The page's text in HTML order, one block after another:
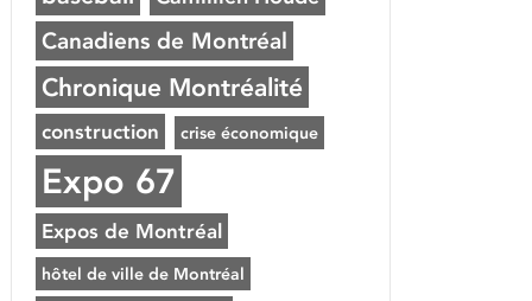
Canadiens de Montréal
Chronique Montréalité
construction crise économique
Expo 67
Expos de Montréal
hôtel de ville de Montréal